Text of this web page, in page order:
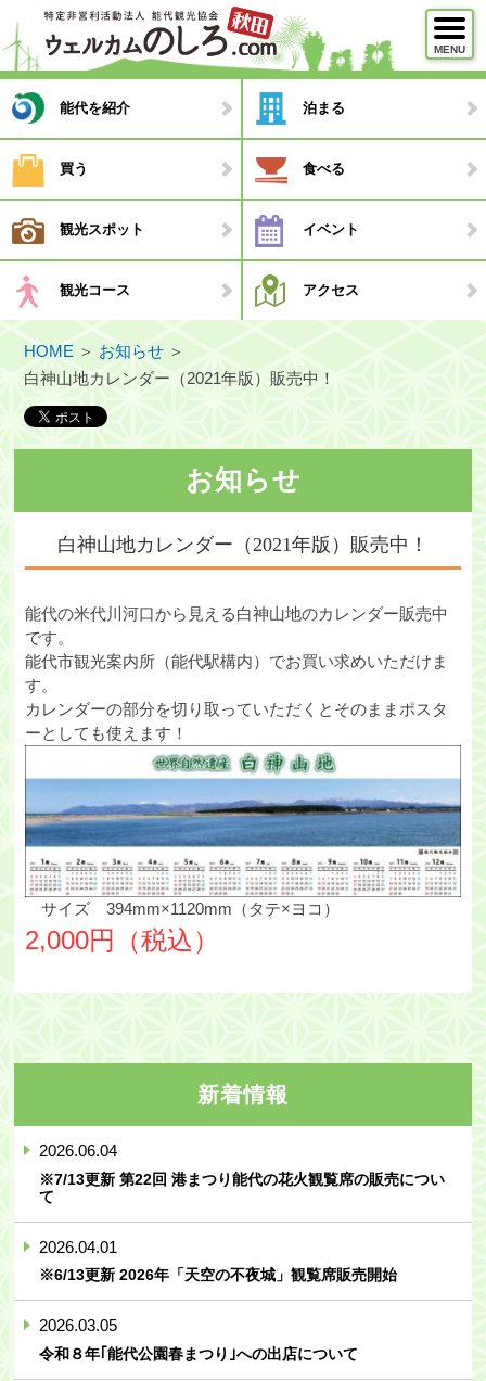
MENU
メニュー
泊まる
買う
食べる
観光スポット
イベント
観光コース
・観光ガイド
アクセス
能代観光協会について
会員募集
会員一覧
旅行のお申し込み
能代を紹介 泊まる
買う 食べる
観光スポット イベント
観光コース アクセス
HOME ＞ お知らせ ＞
白神山地カレンダー（2021年版）販売中！
新着情報
2026.06.04
※7/13更新 第22回 港まつり能代の花火観覧席の販売につい
て
2026.04.01
※6/13更新 2026年「天空の不夜城」観覧席販売開始
2026.03.05
令和８年｢能代公園春まつり｣への出店について
お知らせ
白神山地カレンダー（2021年版）販売中！
能代の米代川河口から見える白神山地のカレンダー販売中
です。
能代市観光案内所（能代駅構内）でお買い求めいただけま
す。
カレンダーの部分を切り取っていただくとそのままポスタ
ーとしても使えます！
サイズ 394mm×1120mm（タテ×ヨコ）
2,000円（税込）